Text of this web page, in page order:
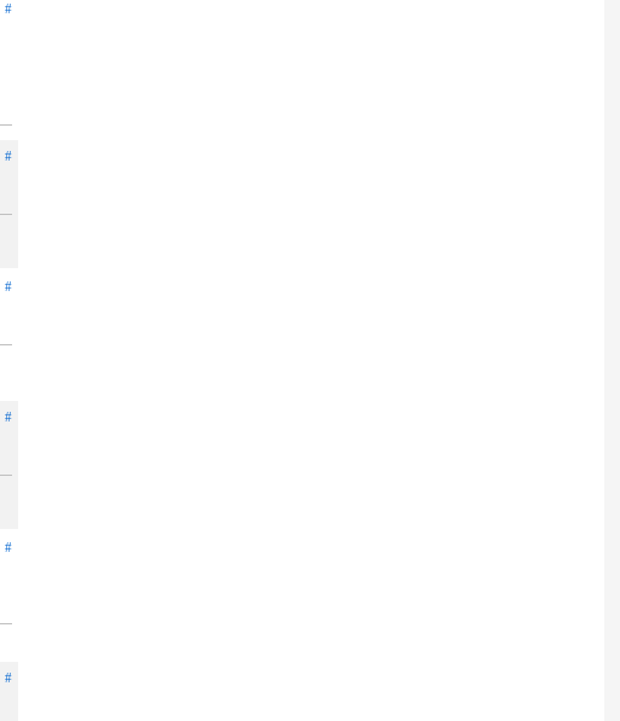
#
#
#
#
#
#